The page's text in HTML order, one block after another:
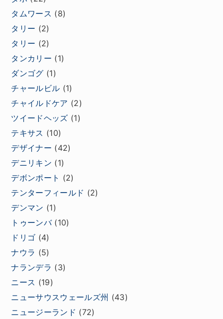
タムワース (8)
タリー (2)
タリー (2)
タンカリー (1)
ダンゴグ (1)
チャールビル (1)
チャイルドケア (2)
ツイードヘッズ (1)
テキサス (10)
デザイナー (42)
デニリキン (1)
デボンポート (2)
テンターフィールド (2)
デンマン (1)
トゥーンバ(10)
ドリゴ (4)
ナウラ (5)
ナランデラ (3)
ニース (19)
ニューサウスウェールズ州 (43)
ニュージーランド (72)